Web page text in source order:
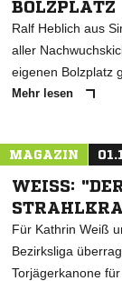
BOLZPLATZ
Ralf Heblich aus
aller
eigenen Bolzplatz
Mehr lesen
MAGAZIN
WEISS:
Für Kathrin Weiß
Bezirksliga
Torjägerkanone